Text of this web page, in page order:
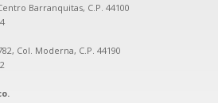
Barranquitas, C.P. 44100
Col. Moderna, C.P. 44190